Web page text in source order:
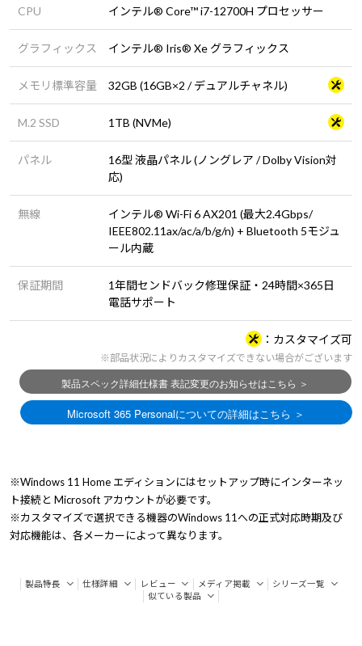
CPU インテル® Core™ i7-12700H プロセッサー
グラフィックス インテル® Iris® Xe グラフィックス
メモリ標準容量 32GB (16GB×2 / デュアルチャネル)
M.2 SSD 1TB (NVMe)
パネル
16型 液晶パネル (ノングレア / Dolby Vision対
応)
無線
インテル® Wi-Fi 6 AX201 (最大2.4Gbps/
IEEE802.11ax/ac/a/b/g/n) + Bluetooth 5モジュ
ール内蔵
保証期間
1年間センドバック修理保証・24時間×365日
電話サポート
カスタマイズ可
※部品状況によりカスタマイズできない場合がございます
※Windows 11 Home エディションにはセットアップ時にインターネッ
ト接続と Microsoft アカウントが必要です。
※カスタマイズで選択できる機器のWindows 11への正式対応時期及び
対応機能は、各メーカーによって異なります。
製品特長 仕様詳細 レビュー メディア掲載
シリーズ一覧
似ている製品